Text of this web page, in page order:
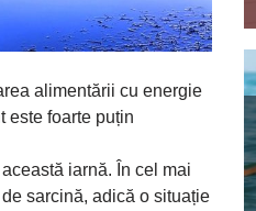
alimentării cu energie
este foarte puțin
iarnă. În cel mai
sarcină, adică o situație